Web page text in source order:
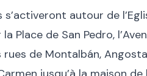
s’activeront autour de
Place de San Pedro,
de Montalbán,